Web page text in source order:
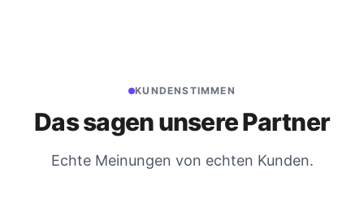
KUNDENSTIMMEN
Das sagen unsere Partner
Echte Meinungen von echten Kunden.